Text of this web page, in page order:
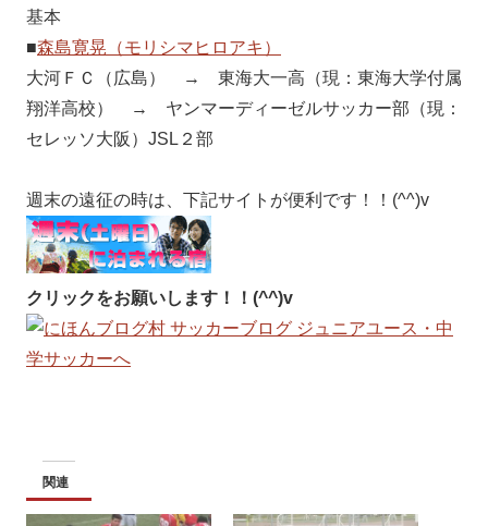
基本
■森島寛晃（モリシマヒロアキ）
大河ＦＣ（広島） → 東海大一高（現：東海大学付属
翔洋高校） → ヤンマーディーゼルサッカー部（現：
セレッソ大阪）JSL２部
週末の遠征の時は、下記サイトが便利です！！(^^)v
クリックをお願いします！！(^^)v
関連